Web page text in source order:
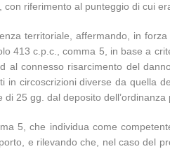
con riferimento al punteggio di cui
territoriale, affermando, in
413 c.p.c., comma 5, in base a
al connesso risarcimento del
in circoscrizioni diverse da quella
25 gg. dal deposito dell’ordinanza
5, che individua come
e rilevando che, nel caso del